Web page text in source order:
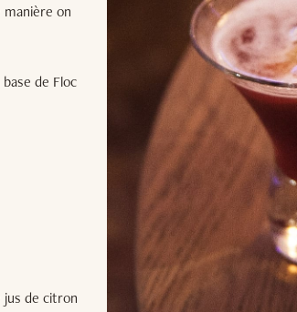
on
de Floc
de citron